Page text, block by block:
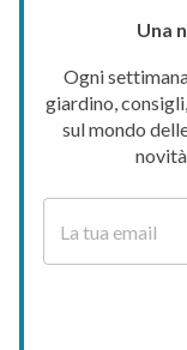
Una
Ogni
giardino,
sul mondo